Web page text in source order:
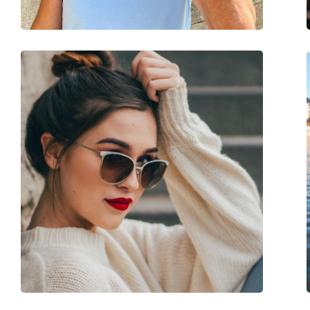
Kutijica:
Da
Ostalo
Spol:
Muške
Kategorija:
Marka:
David Beckham
Upotreba:
Moda
Kod:
DB 7019/S V81 W7